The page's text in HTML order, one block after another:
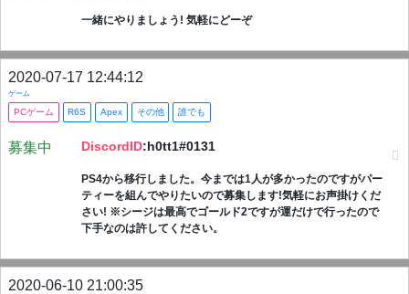
一緒にやりましょう! 気軽にどーぞ
2020-07-17 12:44:12
ゲーム
PCゲーム R6S Apex その他 誰でも
募集中 DiscordID:h0tt1#0131
PS4から移行しました。今までは1人が多かったのですがパー
ティーを組んでやりたいので募集します!気軽にお声掛けくだ
さい! ※シージは最高でゴールド2ですが運だけで行ったので
下手なのは許してください。
2020-06-10 21:00:35